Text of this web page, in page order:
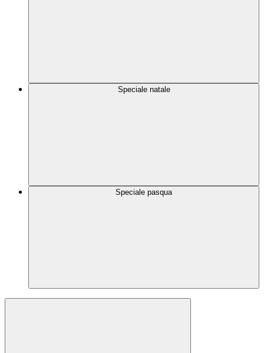
Speciale natale
Speciale pasqua